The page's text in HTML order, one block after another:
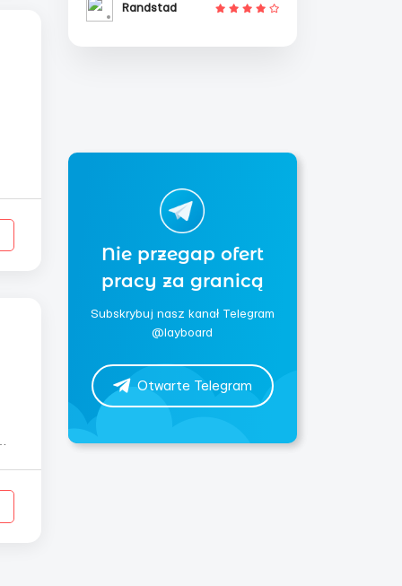
Randstad
Nie przegap ofert
pracy za granicą
Subskrybuj nasz kanał Telegram
@layboard
Otwarte Telegram